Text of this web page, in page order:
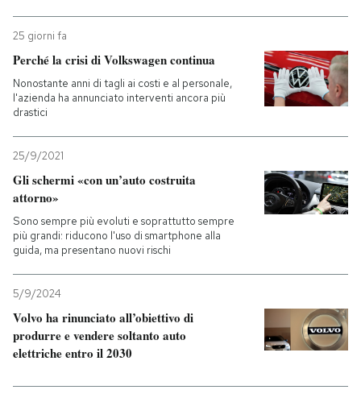
25 giorni fa
Perché la crisi di Volkswagen continua
Nonostante anni di tagli ai costi e al personale,
l'azienda ha annunciato interventi ancora più
drastici
25/9/2021
Gli schermi «con un’auto costruita
attorno»
Sono sempre più evoluti e soprattutto sempre
più grandi: riducono l'uso di smartphone alla
guida, ma presentano nuovi rischi
5/9/2024
Volvo ha rinunciato all’obiettivo di
produrre e vendere soltanto auto
elettriche entro il 2030